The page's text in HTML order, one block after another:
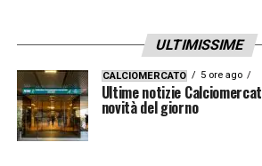
ULTIMISSIME
CALCIOMERCATO 5 ore ago
Ultime notizie
novità del giorno